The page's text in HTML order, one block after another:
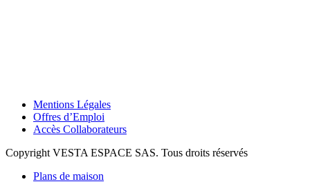
Mentions Légales
Offres d’Emploi
Accès Collaborateurs
Copyright VESTA ESPACE SAS. Tous droits réservés
Plans de maison